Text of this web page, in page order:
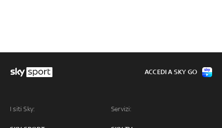
I siti Sky: Servizi:
ACCEDI A SKY GO